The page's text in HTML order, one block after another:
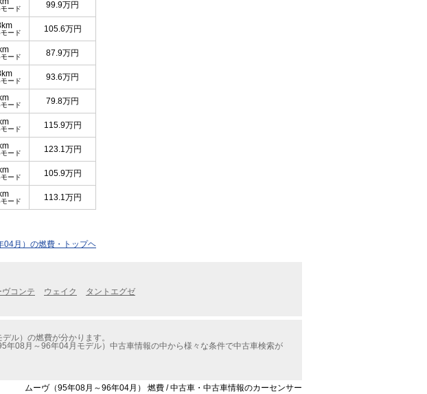
ード 99.9万円
ード 105.6万円
ード 87.9万円
ード 93.6万円
ード 79.8万円
ード 115.9万円
ード 123.1万円
ード 105.9万円
ード 113.1万円
04月）の燃費・トップヘ
ヴコンテ ウェイク タントエグゼ
ル）の燃費が分かります。
08月～96年04月モデル）中古車情報の中から様々な条件で中古車検索が
ムーヴ（95年08月～96年04月） 燃費 / 中古車・中古車情報のカーセンサー